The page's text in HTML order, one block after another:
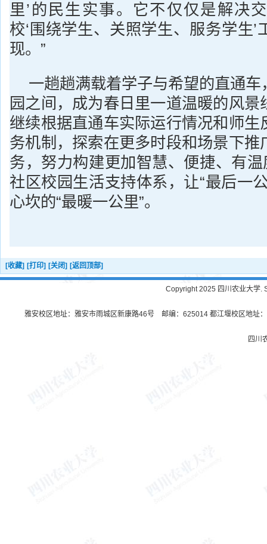
里’的民生实事。它不仅仅是解决
校‘围绕学生、关照学生、服务学生’
现。”
一趟趟满载着学子与希望的直通
园之间，成为春日里一道温暖的风景
继续根据直通车实际运行情况和师生
务机制，探索在更多时段和场景下推
务，努力构建更加智慧、便捷、有温
社区校园生活支持体系，让“最后一
心坎的“最暖一公里”。
[收藏] [打印] [关闭] [返回顶部]
Copyright 2025 四川农业大学.
雅安校区地址：雅安市雨城区新康路46号 邮编：625014 都江堰校区地址
四川